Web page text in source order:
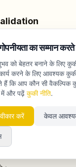
में यह verify किया:
links
tags और meta
regression fix
के एक subset में
का सम्मान करते
को बेहतर बनाने के लिए
करने के लिए आवश्यक
कि आप कौन सी वैकल्पिक
में और पढ़ें कुकी नीति.
करें केवल